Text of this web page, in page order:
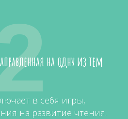
на одну из тем
в себя игры,
на развитие чтения.